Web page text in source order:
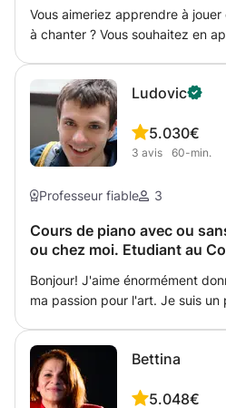
Vous aimeriez apprendre à
à chanter ? Vous souhaitez en
professionnelle, mes cours sont
personnalisés. J'adapterai le
attentes et votre niveau.
Ludovic
5.0
3 avis
30€
60-min.
Professeur fiable 3
Cours de piano avec ou
ou chez moi. Etudiant au
Bonjour! J'aime énormément
ma passion pour l'art. Je suis un
la le piano (ainsi que le solfège
de zéro. Je suis
des styles pianistiques, je saurai
Bettina
5.048€